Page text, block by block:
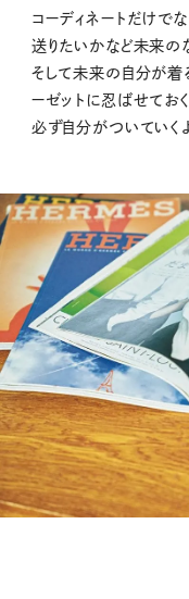
コーディネートだけで
送りたいかなど未来の
そして未来の自分が着
ーゼットに忍ばせてお
必ず自分がついていく